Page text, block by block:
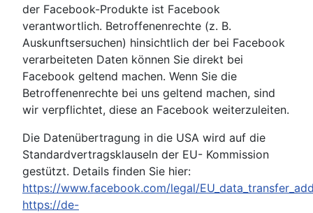
der Facebook-Produkte ist Facebook
verantwortlich. Betroffenenrechte (z. B.
Auskunftsersuchen) hinsichtlich der bei Facebook
verarbeiteten Daten können Sie direkt bei
Facebook geltend machen. Wenn Sie die
Betroffenenrechte bei uns geltend machen, sind
wir verpflichtet, diese an Facebook weiterzuleiten.
Die Datenübertragung in die USA wird auf die
Standardvertragsklauseln der EU- Kommission
gestützt. Details finden Sie hier:
https://www.facebook.com/legal/
https://de-